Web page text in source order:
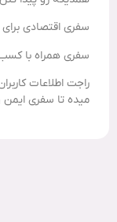
سفری اقتصادی
سفری همراه با کسب
راجت اطلاعات
میده تا سفری ایمن